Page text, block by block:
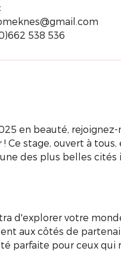
538 536
en beauté, rejoignez-
Ce stage, ouvert à
des plus belles cités
d'explorer votre
aux côtés de
parfaite pour ceux